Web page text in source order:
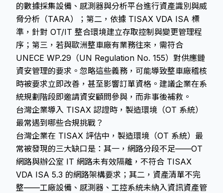
的數據採集設備、感測器與分析平台進行資產識別與威
脅分析（TARA）；第二，依據 TISAX VDA ISA 標
準，針對 OT/IT 整合環境建立存取控制與變更管理程
序；第三，若與歐洲整車廠有業務往來，需符合
UNECE WP.29（UN Regulation No. 155）對供應鏈
資安管理的要求。忽略這些義務，可能導致整車廠稽核
時被要求立即改善，甚至影響訂單資格。建議企業在系
統規劃階段即邀請資安顧問參與，而非事後補救。
台灣企業導入 TISAX 認證時，製造環境（OT 系統）
最常遇到哪些合規挑戰？
台灣企業在 TISAX 評估中，製造環境（OT 系統）最
常被發現的三大缺口是：其一，網路分段不足——OT
網路與辦公室 IT 網路未有效隔離，不符合 TISAX
VDA ISA 5.3 的網路架構要求；其二，資產清單不完
整——工廠設備、感測器、工控系統未納入資訊資產管